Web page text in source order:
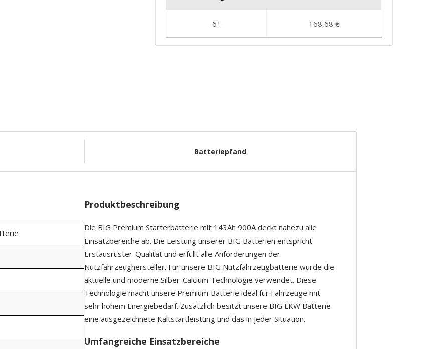
Batteriepfand
Produktbeschreibung
Die BIG Premium Starterbatterie mit 143Ah 900A deckt nahezu alle
Einsatzbereiche ab. Die Leistung unserer BIG Batterien entspricht
Erstausrüster-Qualität und erfüllt alle Anforderungen der
Nutzfahrzeughersteller. Für unsere BIG Nutzfahrzeugbatterie wurde die
aktuelle und moderne Silber-Calcium Technologie verwendet. Diese
Technologie macht unsere Premium Batterie ideal für Fahrzeuge mit
sehr hohem Energiebedarf. Zusätzlich besitzt unsere BIG LKW Batterie
eine ausgezeichnete Kaltstartleistung und das in jeder Situation.
Umfangreiche Einsatzbereiche